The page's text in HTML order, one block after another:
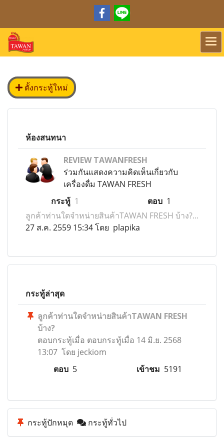
ตั้งกระทู้ใหม่
ห้องสนทนา
REVIEW TAWANFRESH
ร่วมกันแสดงความคิดเห็นเกี่ยวกับ
เครื่องดื่ม TAWAN FRESH
กระทู้ 1 ตอบ 1
ลูกค้าท่านใดจำหน่ายสินค้าTAWAN FRESH บ้าง?...
27 ส.ค. 2559 15:34 โดย plapika
กระทู้ล่าสุด
ลูกค้าท่านใดจำหน่ายสินค้าTAWAN FRESH
บ้าง?
ตอบกระทู้เมื่อ ตอบกระทู้เมื่อ 14 มิ.ย. 2568
13:07 โดย jeckiom
ตอบ 5 เข้าชม 5191
กระทู้ปักหมุด กระทู้ทั่วไป